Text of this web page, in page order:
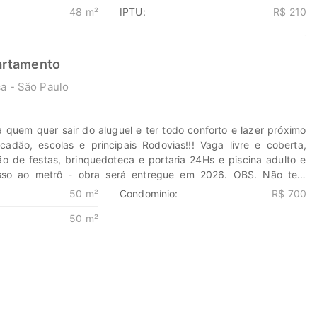
Marengo Imóveis cada passo é uma nova jornada, confie em
48 m² IPTU: R$ 210
- São Paulo
quem quer sair do aluguel e ter todo conforto e lazer próximo
escolas e principais Rodovias!!! Vaga livre e coberta,
de festas, brinquedoteca e portaria 24Hs e piscina adulto e
ao metrô - obra será entregue em 2026. OBS. Não tem
incluso água e gaz Descubra o poder de Transformar seus
jornada, confie em nós para encontrar o lugar onde sua
50 m²
50 m²
Condomínio: R$ 700